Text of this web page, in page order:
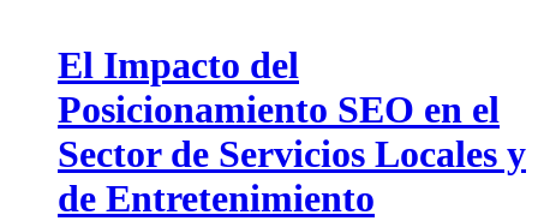
El Impacto del
Posicionamiento SEO en el
Sector de Servicios Locales y
de Entretenimiento